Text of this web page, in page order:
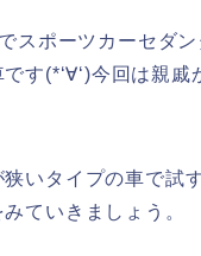
スポーツカーセダ
す(*‘∀‘)今回は親戚
いタイプの車で試
ていきましょう。